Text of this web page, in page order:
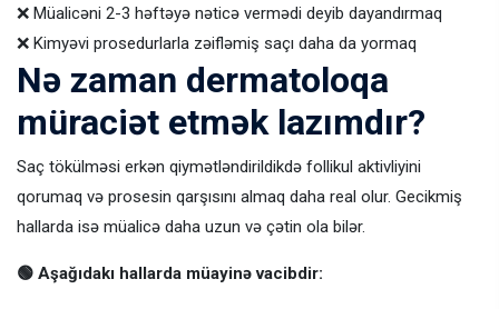
❌ Müalicəni 2-3 həftəyə nəticə vermədi deyib dayandırmaq
❌ Kimyəvi prosedurlarla zəifləmiş saçı daha da yormaq
Nə zaman dermatoloqa
müraciət etmək lazımdır?
Saç tökülməsi erkən qiymətləndirildikdə follikul aktivliyini
qorumaq və prosesin qarşısını almaq daha real olur. Gecikmiş
hallarda isə müalicə daha uzun və çətin ola bilər.
🟢 Aşağıdakı hallarda müayinə vacibdir: